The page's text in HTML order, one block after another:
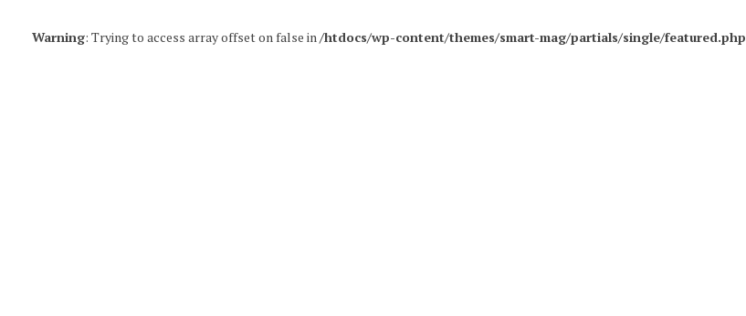
Warning: Trying to access array offset on false in/htdocs/wp-content/themes/smart-mag/partials/single/featured.php